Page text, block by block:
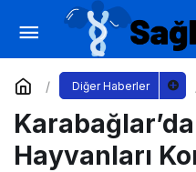
Diğer Haberler
Hayvanları
Başkan
Kocaeli ve Darıca inşa
Yorum Yap Paylaş